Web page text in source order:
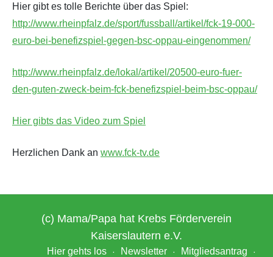
Hier gibt es tolle Berichte über das Spiel:
http://www.rheinpfalz.de/sport/fussball/artikel/fck-19-000-
euro-bei-benefizspiel-gegen-bsc-oppau-eingenommen/
http://www.rheinpfalz.de/lokal/artikel/20500-euro-fuer-
den-guten-zweck-beim-fck-benefizspiel-beim-bsc-oppau/
Hier gibts das Video zum Spiel
Herzlichen Dank an www.fck-tv.de
(c) Mama/Papa hat Krebs Förderverein
Kaiserslautern e.V.
Hier gehts los Newsletter Mitgliedsantrag